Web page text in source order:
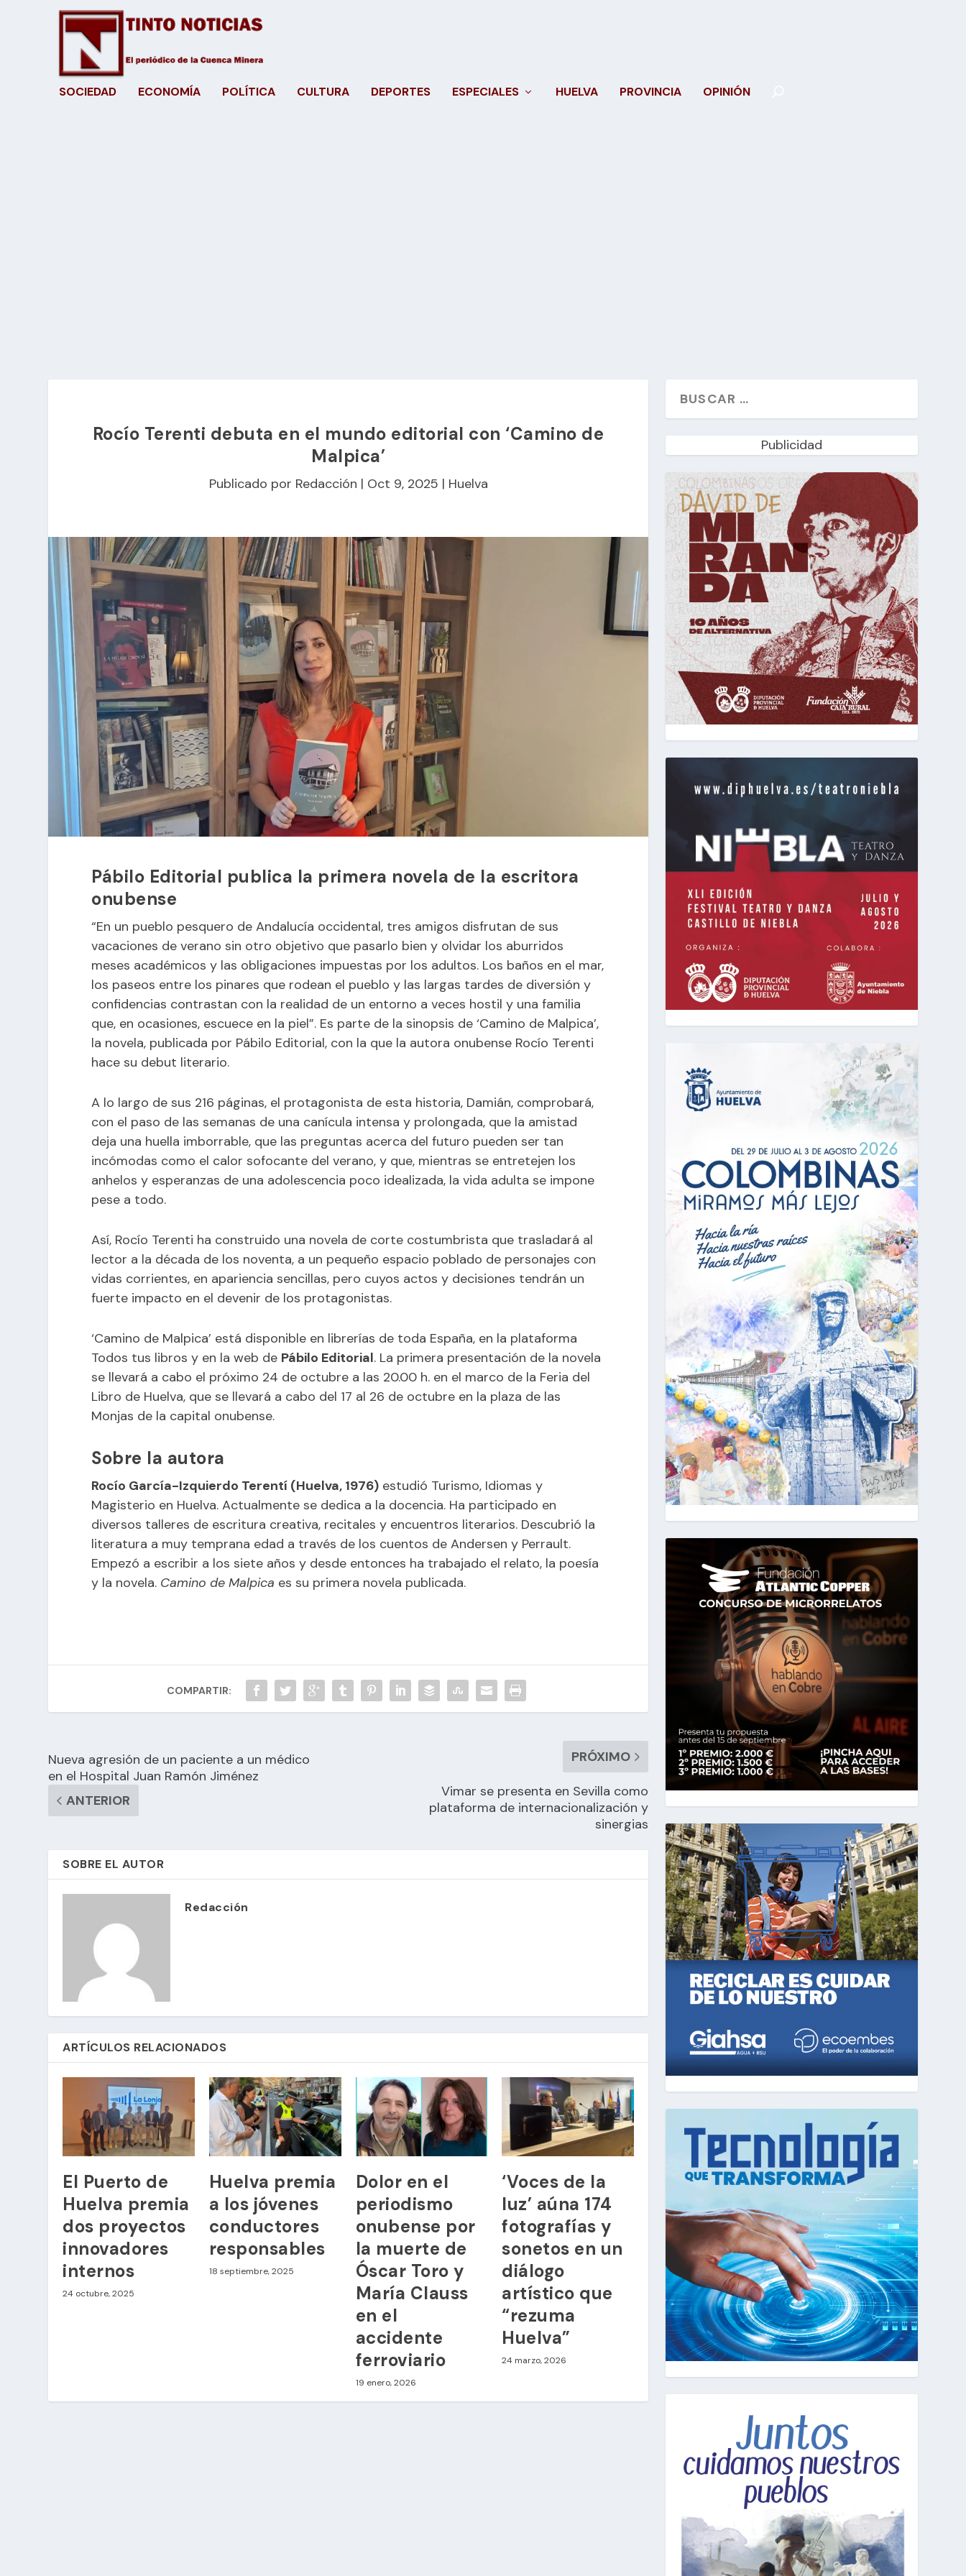
SOCIEDAD ECONOMÍA POLÍTICA CULTURA DEPORTES ESPECIALES HUELVA PROVINCIA OPINIÓN
Rocío Terenti debuta en el mundo editorial con ‘Camino de
Malpica’
Publicado por Redacción | Oct 9, 2025 | Huelva
Pábilo Editorial publica la primera novela de la escritora
onubense
“En un pueblo pesquero de Andalucía occidental, tres amigos disfrutan de sus
vacaciones de verano sin otro objetivo que pasarlo bien y olvidar los aburridos
meses académicos y las obligaciones impuestas por los adultos. Los baños en el mar,
los paseos entre los pinares que rodean el pueblo y las largas tardes de diversión y
confidencias contrastan con la realidad de un entorno a veces hostil y una familia
que, en ocasiones, escuece en la piel”. Es parte de la sinopsis de ‘Camino de Malpica’,
la novela, publicada por Pábilo Editorial, con la que la autora onubense Rocío Terenti
hace su debut literario.
A lo largo de sus 216 páginas, el protagonista de esta historia, Damián, comprobará,
con el paso de las semanas de una canícula intensa y prolongada, que la amistad
deja una huella imborrable, que las preguntas acerca del futuro pueden ser tan
incómodas como el calor sofocante del verano, y que, mientras se entretejen los
anhelos y esperanzas de una adolescencia poco idealizada, la vida adulta se impone
pese a todo.
Así, Rocío Terenti ha construido una novela de corte costumbrista que trasladará al
lector a la década de los noventa, a un pequeño espacio poblado de personajes con
vidas corrientes, en apariencia sencillas, pero cuyos actos y decisiones tendrán un
fuerte impacto en el devenir de los protagonistas.
‘Camino de Malpica’ está disponible en librerías de toda España, en la plataforma
Todos tus libros y en la web de Pábilo Editorial. La primera presentación de la novela
se llevará a cabo el próximo 24 de octubre a las 20.00 h. en el marco de la Feria del
Libro de Huelva, que se llevará a cabo del 17 al 26 de octubre en la plaza de las
Monjas de la capital onubense.
Sobre la autora
Rocío García-Izquierdo Terentí (Huelva, 1976) estudió Turismo, Idiomas y
Magisterio en Huelva. Actualmente se dedica a la docencia. Ha participado en
diversos talleres de escritura creativa, recitales y encuentros literarios. Descubrió la
literatura a muy temprana edad a través de los cuentos de Andersen y Perrault.
Empezó a escribir a los siete años y desde entonces ha trabajado el relato, la poesía
y la novela. Camino de Malpica es su primera novela publicada.
COMPARTIR:
Nueva agresión de un paciente a un médico
en el Hospital Juan Ramón Jiménez
ANTERIOR
PRÓXIMO
Vimar se presenta en Sevilla como
plataforma de internacionalización y
sinergias
SOBRE EL AUTOR
Redacción
ARTÍCULOS RELACIONADOS
El Puerto de
Huelva premia
dos proyectos
innovadores
internos
24 octubre, 2025
Huelva premia
a los jóvenes
conductores
responsables
18 septiembre, 2025
Dolor en el
periodismo
onubense por
la muerte de
Óscar Toro y
María Clauss
en el
accidente
ferroviario
19 enero, 2026
‘Voces de la
luz’ aúna 174
fotografías y
sonetos en un
diálogo
artístico que
“rezuma
Huelva”
24 marzo, 2026
Publicidad